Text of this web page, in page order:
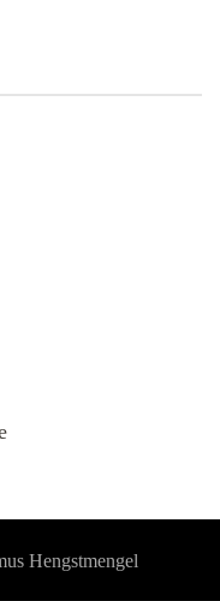
Hengstmengel